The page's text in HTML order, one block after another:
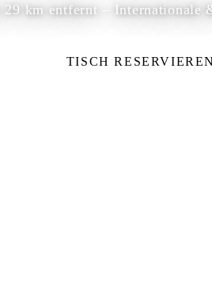
29 km entfernt – Internationale
TISCH RESERVIEREN